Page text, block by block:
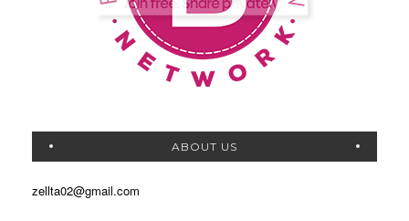
ABOUT US
zellta02@gmail.com